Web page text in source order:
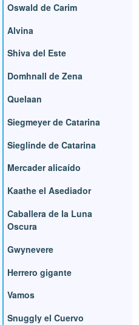
Oswald de Carim
Alvina
Shiva del Este
Domhnall de Zena
Quelaan
Siegmeyer de Catarina
Sieglinde de Catarina
Mercader alicaído
Kaathe el Asediador
Caballera de la Luna
Oscura
Gwynevere
Herrero gigante
Vamos
Snuggly el Cuervo